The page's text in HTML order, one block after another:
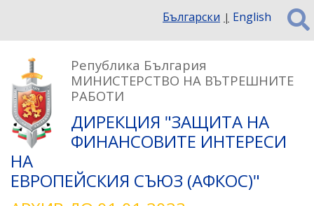
Премини
към
основното
съдържание
Български English
Република България
МИНИСТЕРСТВО НА ВЪТРЕШНИТЕ
РАБОТИ
ДИРЕКЦИЯ "ЗАЩИТА НА
ФИНАНСОВИТЕ ИНТЕРЕСИ
НА
ЕВРОПЕЙСКИЯ СЪЮЗ (АФКОС)"